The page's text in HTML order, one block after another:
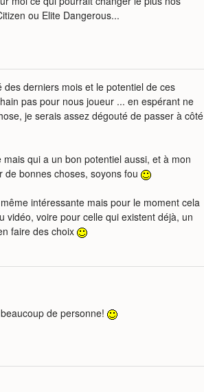
ou Elite Dangerous...
derniers mois et le potentiel de ces
pas pour nous joueur ... en espérant ne
je serais assez dégouté de passer à côté
qui a un bon potentiel aussi, et à mon
bonnes choses, soyons fou
intéressante mais pour le moment cela
vidéo, voire pour celle qui existent déjà, un
faire des choix
de personne!